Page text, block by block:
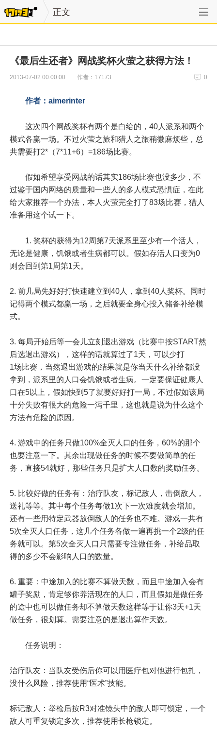
正文
《最后生还者》网战奖杯火萤之获得方法！
2013-07-02 00:00:00 作者：17173 0
作者：aimerinter
这次四个网战奖杯有两个是白给的，40人派系和两个
模式各赢一场。不过火萤之旅和猎人之旅稍微麻烦些，总
共需要打2*（7*11+6）=186场比赛。
假如希望享受网战的话其实186场比赛也没多少，不
过鉴于国内网络的质量和一些人的多人模式恐惧症，在此
给大家推荐一个办法，本人火萤完全打了83场比赛，猎人
准备用这个试一下。
1. 奖杯的获得为12周第7天派系里至少有一个活人，
无论是健康，饥饿或者生病都可以。假如存活人口变为0
则会回到第1周第1天。
2. 前几局先好好打快速建立到40人，拿到40人奖杯。同时
记得两个模式都赢一场，之后就要全身心投入储备补给模
式。
3. 每局开始后等一会儿立刻退出游戏（比赛中按START然
后选退出游戏），这样的话就算过了1天，可以少打
1场比赛，当然退出游戏的结果就是你当天什么补给都没
拿到，派系里的人口会饥饿或者生病。一定要保证健康人
口在5以上，假如快到5了就要好好打一局，不过假如该局
十分失败有很大的危险一泻千里，这也就是说为什么这个
方法有危险的原因。
4. 游戏中的任务只做100%全灭人口的任务，60%的那个
也要注意一下。其余出现做任务的时候不要做简单的任
务，直接54就好，那些任务只是扩大人口数的奖励任务。
5. 比较好做的任务有：治疗队友，标记敌人，击倒敌人，
送礼等等。其中每个任务每做1次下一次难度就会增加。
还有一些用特定武器放倒敌人的任务也不难。游戏一共有
5次全灭人口任务，这几个任务各做一遍再挑一个2级的任
务就可以。第5次全灭人口只需要专注做任务，补给品取
得的多少不会影响人口的数量。
6. 重要：中途加入的比赛不算做天数，而且中途加入会有
罐子奖励，肯定够你养活现在的人口，而且假如是做任务
的途中也可以做任务却不算做天数这样等于让你3天+1天
做任务，很划算。需要注意的是退出算作天数。
任务说明：
治疗队友：当队友受伤后你可以用医疗包对他进行包扎，
没什么风险，推荐使用“医术”技能。
标记敌人：举枪后按R3对准镜头中的敌人即可锁定，一个
敌人可重复锁定多次，推荐使用长枪锁定。